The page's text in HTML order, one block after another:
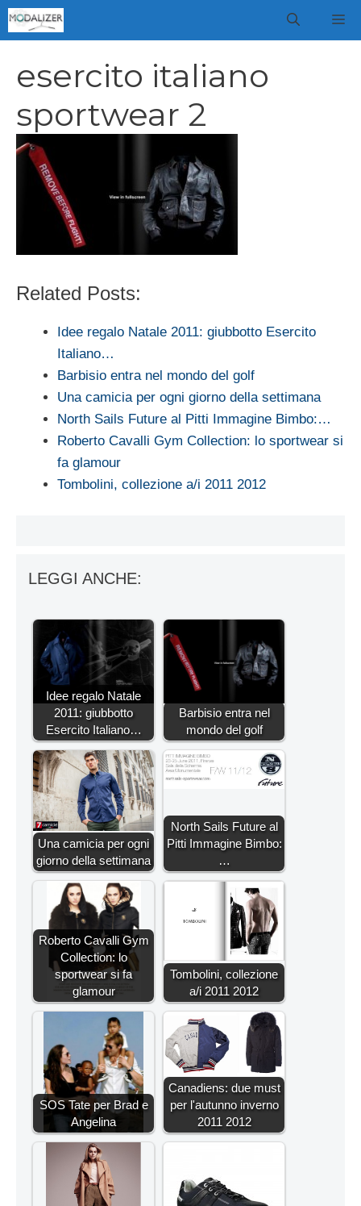
Vai
al
esercito italiano
sportwear 2
Related Posts:
Idee regalo Natale 2011: giubbotto Esercito
Italiano…
Barbisio entra nel mondo del golf
Una camicia per ogni giorno della settimana
North Sails Future al Pitti Immagine Bimbo:…
Roberto Cavalli Gym Collection: lo sportwear si
fa glamour
Tombolini, collezione a/i 2011 2012
LEGGI ANCHE:
Idee regalo Natale
2011: giubbotto
Esercito Italiano…
Barbisio entra nel
mondo del golf
Una camicia per ogni
giorno della settimana
North Sails Future al
Pitti Immagine Bimbo:
…
Roberto Cavalli Gym
Collection: lo
sportwear si fa
glamour
Tombolini, collezione
a/i 2011 2012
SOS Tate per Brad e
Angelina
Canadiens: due must
per l'autunno inverno
2011 2012